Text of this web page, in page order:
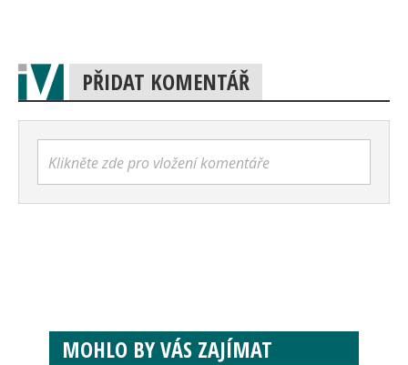
PŘIDAT KOMENTÁŘ
Klikněte zde pro vložení komentáře
MOHLO BY VÁS ZAJÍMAT